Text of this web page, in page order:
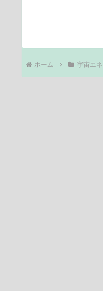
ホーム 宇宙エ